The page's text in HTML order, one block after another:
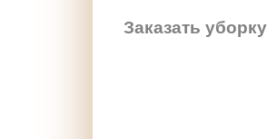
Заказать